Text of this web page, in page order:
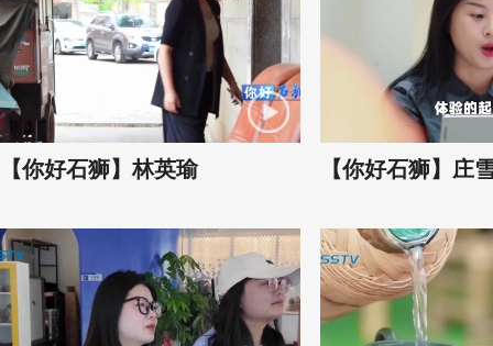
【你好石狮】林英瑜 【你好石狮】庄